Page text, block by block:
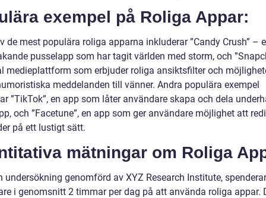
exempel på Roliga Appar:
de mest populära roliga apparna inkluderar ”Candy Crush” –
pusselapp som har tagit världen med storm, och
medieplattform som erbjuder roliga ansiktsfilter och
meddelanden till vänner. Andra populära exempel
”TikTok”, en app som låter användare skapa och dela
och ”Facetune”, en app som ger användare möjlighet att
på ett lustigt sätt.
mätningar om Roliga
undersökning genomförd av XYZ Research Institute, spenderar
i genomsnitt 2 timmar per dag på att använda roliga appar.